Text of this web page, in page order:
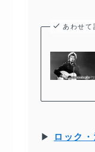
あわせて
▶ ロック